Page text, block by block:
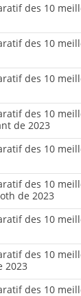
des 10
des 10
des 10
des 10
de 2023
des 10
des 10
de 2023
des 10
des 10
2023
des 10